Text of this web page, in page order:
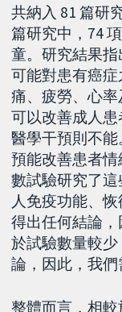
共納入 81 篇研
篇研究中，74
童。研究結果
可能對患有癌
痛、疲勞、心
可以改善成人
醫學干預則不
預能改善患者
數試驗研究了
人免疫功能、
得出任何結論
於試驗數量較
論，因此，我們
整體而言，相